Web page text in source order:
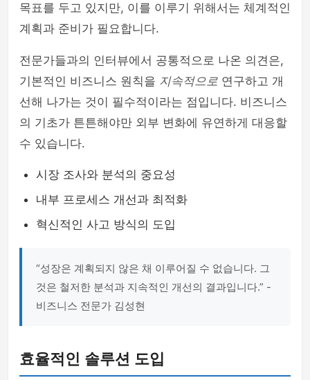
목표를 두고 있지만, 이를 이루기 위해서는 체계적인
계획과 준비가 필요합니다.
전문가들과의 인터뷰에서 공통적으로 나온 의견은,
기본적인 비즈니스 원칙을 지속적으로 연구하고 개
선해 나가는 것이 필수적이라는 점입니다. 비즈니스
의 기초가 튼튼해야만 외부 변화에 유연하게 대응할
수 있습니다.
시장 조사와 분석의 중요성
내부 프로세스 개선과 최적화
혁신적인 사고 방식의 도입
“성장은 계획되지 않은 채 이루어질 수 없습니다. 그
것은 철저한 분석과 지속적인 개선의 결과입니다.” -
비즈니스 전문가 김성현
효율적인 솔루션 도입